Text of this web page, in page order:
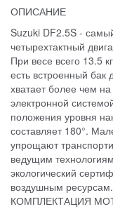
ОПИСАНИЕ
Suzuki DF2.5S -
четырехтактный
При весе всего 13.5
есть встроенный бак
хватает более чем
электронной
положения уровня
составляет 180°.
упрощают
ведущим
экологический
воздушным ресурсам.
КОМПЛЕКТАЦИЯ